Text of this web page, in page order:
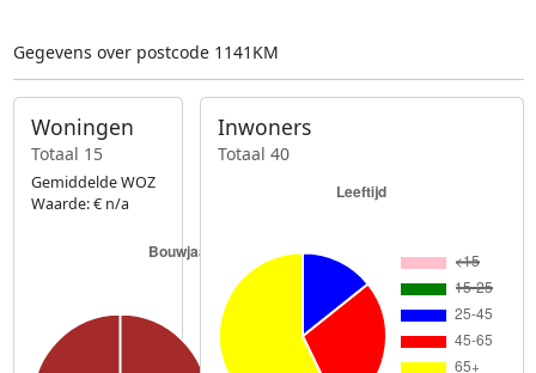
Gegevens over postcode 1141KM
Woningen
Totaal 15
Gemiddelde WOZ
Waarde: € n/a
Inwoners
Totaal 40